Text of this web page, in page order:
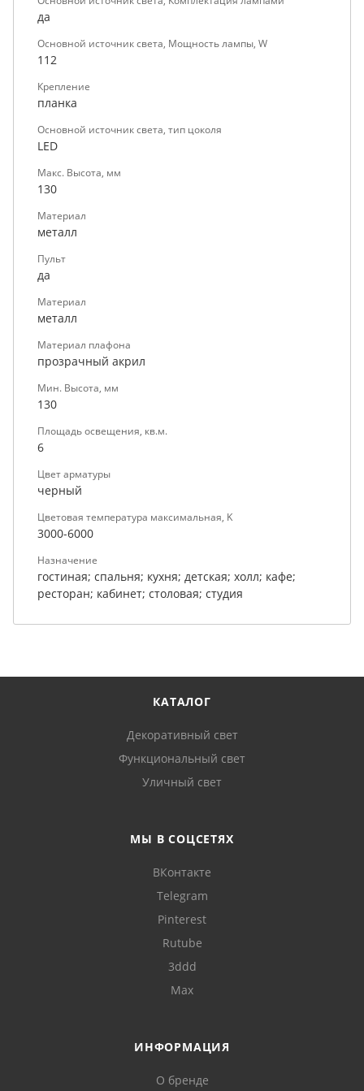
да
Основной источник света, Мощность лампы, W
112
Крепление
планка
Основной источник света, тип цоколя
LED
Макс. Высота, мм
130
Материал
металл
Пульт
да
Материал
металл
Материал плафона
прозрачный акрил
Мин. Высота, мм
130
Площадь освещения, кв.м.
6
Цвет арматуры
черный
Цветовая температура максимальная, K
3000-6000
Назначение
гостиная; спальня; кухня; детская; холл; кафе;
ресторан; кабинет; столовая; студия
КАТАЛОГ
Декоративный свет
Функциональный свет
Уличный свет
МЫ В СОЦСЕТЯХ
ВКонтакте
Telegram
Pinterest
Rutube
3ddd
Max
ИНФОРМАЦИЯ
О бренде